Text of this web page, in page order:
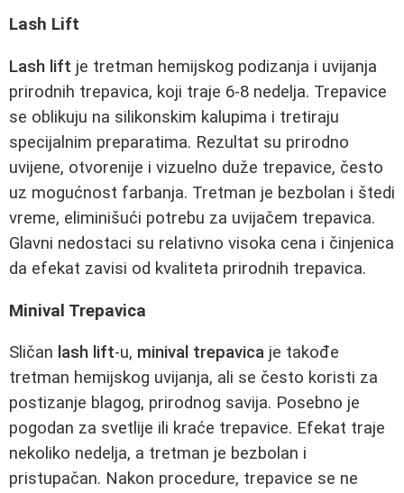
Lash Lift
Lash lift je tretman hemijskog podizanja i uvijanja
prirodnih trepavica, koji traje 6-8 nedelja. Trepavice
se oblikuju na silikonskim kalupima i tretiraju
specijalnim preparatima. Rezultat su prirodno
uvijene, otvorenije i vizuelno duže trepavice, često
uz mogućnost farbanja. Tretman je bezbolan i štedi
vreme, eliminišući potrebu za uvijačem trepavica.
Glavni nedostaci su relativno visoka cena i činjenica
da efekat zavisi od kvaliteta prirodnih trepavica.
Minival Trepavica
Sličan lash lift-u, minival trepavica je takođe
tretman hemijskog uvijanja, ali se često koristi za
postizanje blagog, prirodnog savija. Posebno je
pogodan za svetlije ili kraće trepavice. Efekat traje
nekoliko nedelja, a tretman je bezbolan i
pristupačan. Nakon procedure, trepavice se ne